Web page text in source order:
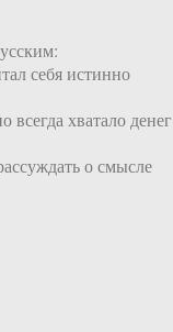
себя истинно
хватало денег
о смысле